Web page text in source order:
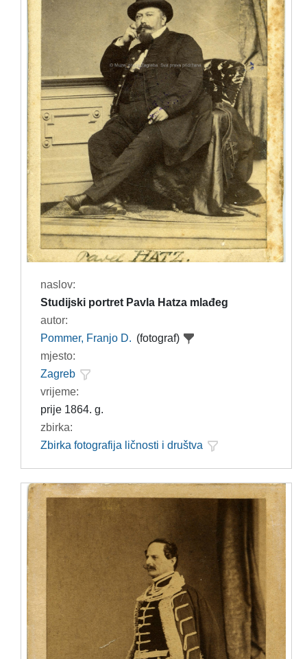
naslov:
Studijski portret Pavla Hatza mlađeg
autor:
Pommer, Franjo D. (fotograf)
mjesto:
Zagreb
vrijeme:
prije 1864. g.
zbirka:
Zbirka fotografija ličnosti i društva